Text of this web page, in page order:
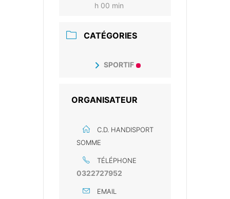
h 00 min
CATÉGORIES
SPORTIF
ORGANISATEUR
C.D. HANDISPORT
SOMME
TÉLÉPHONE
0322727952
EMAIL